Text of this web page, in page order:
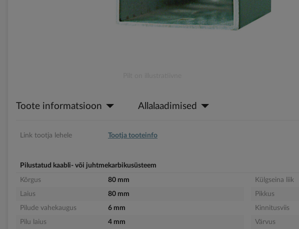
beginning
images
Toote informatsioon Allalaadimised
Link tootja lehele Tootja tooteinfo
Pilustatud kaabli- või juhtmekarbikusüsteem
Kõrgus
80 mm
Laius
80 mm
Pilude vahekaugus
6 mm
Pilu laius
4 mm
Külgseina liik
Pikkus
Kinnitusviis
Värvus